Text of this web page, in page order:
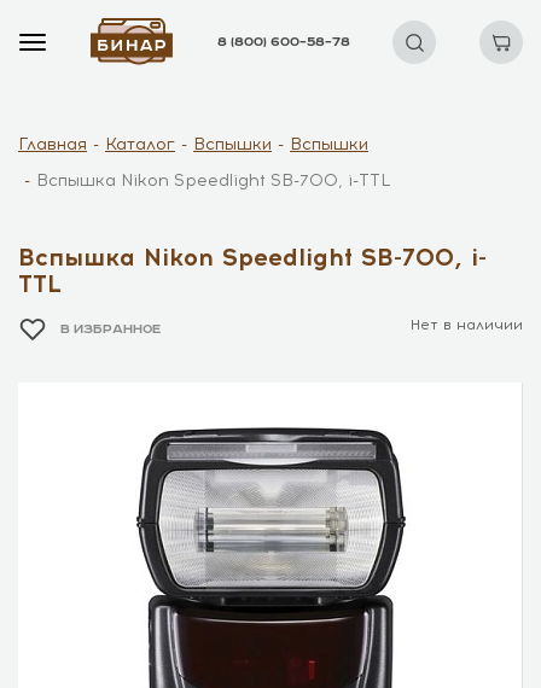
8 (800) 600–58–78
Главная Каталог Вспышки
Вспышки
Вспышка Nikon Speedlight SB-700, i-TTL
Вспышка Nikon Speedlight SB-700, i-
TTL
В ИЗБРАННОЕ Нет в наличии